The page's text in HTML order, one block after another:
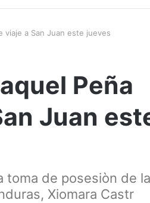
viaje a San Juan este jueves
Peña
Juan
toma de posesiòn de
Xiomara Castr